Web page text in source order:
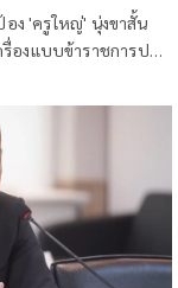
อง 'ครูใหญ่' นุ่งขาสั้น